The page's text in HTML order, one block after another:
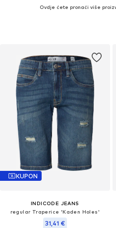
Ovdje ćete pronaći više
KUPON
INDICODE JEANS
regular Traperice 'Kaden Holes'
31,41 €